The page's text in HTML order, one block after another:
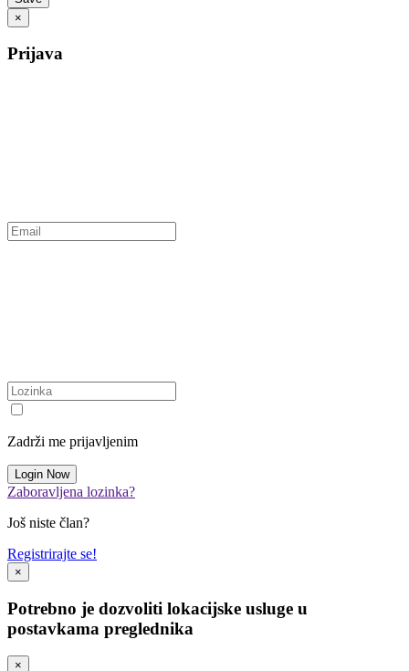
×
Prijava
Zadrži me prijavljenim
Zaboravljena lozinka?
Još niste član?
Registrirajte se!
×
Potrebno je dozvoliti lokacijske usluge u
postavkama preglednika
×